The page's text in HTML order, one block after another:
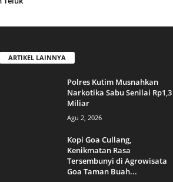
ARTIKEL LAINNYA
Polres Kutim Musnahkan
Narkotika Sabu Senilai Rp1,3
Miliar
Agu 2, 2026
Kopi Goa Cullang,
Kenikmatan Rasa
Tersembunyi di Agrowisata
Goa Taman Buah...